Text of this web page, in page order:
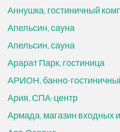
Аннушка, гостиничный
Апельсин, сауна
Апельсин, сауна
Арарат Парк, гостиница
АРИОН, банно-
Ария, СПА-центр
Армада, магазин входных